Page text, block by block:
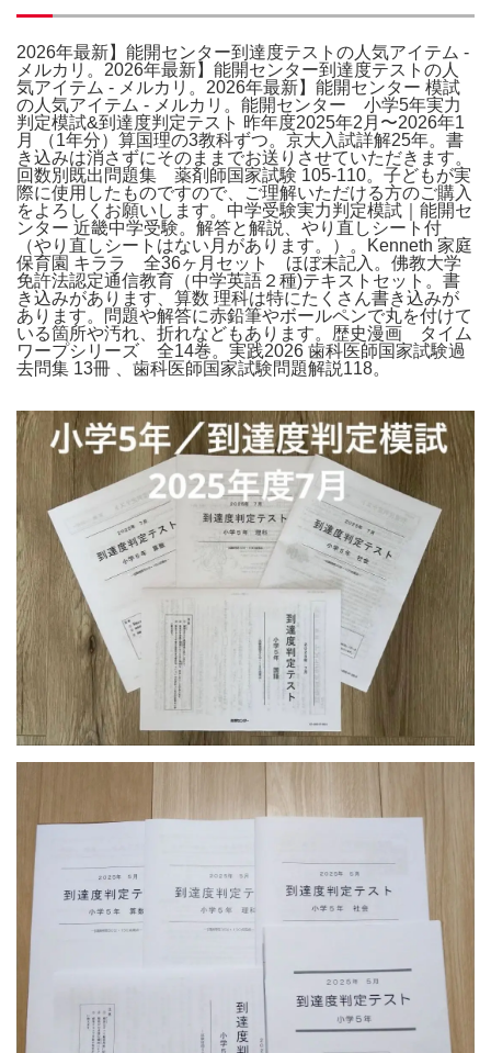
2026年最新】能開センター到達度テストの人気アイテム -
メルカリ。2026年最新】能開センター到達度テストの人
気アイテム - メルカリ。2026年最新】能開センター 模試
の人気アイテム - メルカリ。能開センター 小学5年実力
判定模試&到達度判定テスト 昨年度2025年2月〜2026年1
月 （1年分）算国理の3教科ずつ。京大入試詳解25年。書
き込みは消さずにそのままでお送りさせていただきます。
回数別既出問題集 薬剤師国家試験 105-110。子どもが実
際に使用したものですので、ご理解いただける方のご購入
をよろしくお願いします。中学受験実力判定模試｜能開セ
ンター 近畿中学受験。解答と解説、やり直しシート付
（やり直しシートはない月があります。）。Kenneth 家庭
保育園 キララ 全36ヶ月セット ほぼ未記入。佛教大学
免許法認定通信教育（中学英語２種)テキストセット。書
き込みがあります、算数 理科は特にたくさん書き込みが
あります。問題や解答に赤鉛筆やボールペンで丸を付けて
いる箇所や汚れ、折れなどもあります。歴史漫画 タイム
ワープシリーズ 全14巻。実践2026 歯科医師国家試験過
去問集 13冊 、歯科医師国家試験問題解説118。